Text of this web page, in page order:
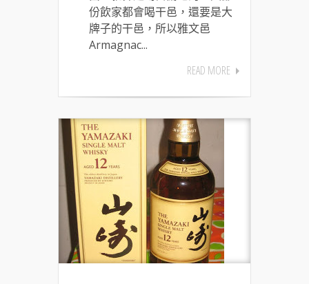
份飲家都會喝干邑，還要是大
牌子的干邑，所以雅文邑
Armagnac...
READ MORE